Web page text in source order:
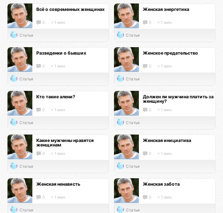
Всё о современных женщинах
0 < 1 мин.
Статья
Женская энергетика
0 < 1 мин.
Статья
Разведенки о бывших
0 < 1 мин.
Статья
Женское предательство
0 < 1 мин.
Статья
Кто такие алени?
0 < 1 мин.
Статья
Должен ли мужчина платить за
женщину?
0 < 1 мин.
Статья
Какие мужчины нравятся
женщинам
0 < 1 мин.
Статья
Женская инициатива
0 < 1 мин.
Статья
Женская ненависть
0 < 1 мин.
Статья
Женская забота
0 < 1 мин.
Статья